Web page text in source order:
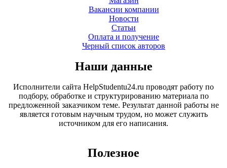
Вакансии компании
Новости
Статьи
Оплата и получение
Черный список авторов
Наши данные
Исполнители сайта HelpStudentu24.ru проводят работу по
подбору, обработке и структурированию материала по
предложенной заказчиком теме. Результат данной работы не
является готовым научным трудом, но может служить
источником для его написания.
Полезное